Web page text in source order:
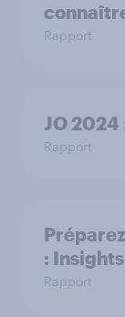
Rapport
JO 2024
Rapport
:
Rapport